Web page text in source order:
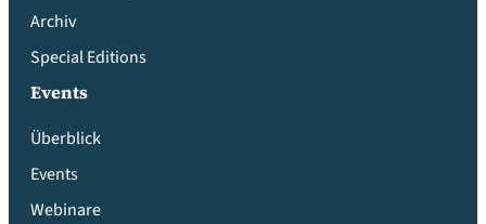
Archiv
Special Editions
Events
Überblick
Events
Webinare